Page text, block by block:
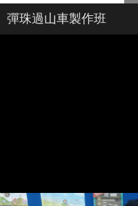
彈珠過山車製作班